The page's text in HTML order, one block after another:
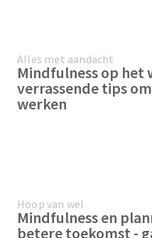
Alles met aandacht
Mindfulness op het
verrassende tips
werken
Hoop van wel
Mindfulness en
betere toekomst -